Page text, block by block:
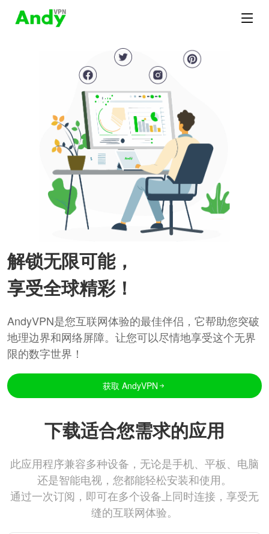
解锁无限可能，
享受全球精彩！
AndyVPN是您互联网体验的最佳伴侣，它帮助您突破
地理边界和网络屏障。让您可以尽情地享受这个无界
限的数字世界！
获取 AndyVPN
下载适合您需求的应用
此应用程序兼容多种设备，无论是手机、平板、电脑
还是智能电视，您都能轻松安装和使用。
通过一次订阅，即可在多个设备上同时连接，享受无
缝的互联网体验。